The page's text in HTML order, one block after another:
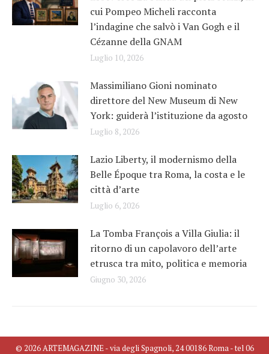
cui Pompeo Micheli racconta
l’indagine che salvò i Van Gogh e il
Cézanne della GNAM
Luglio 10, 2026
Massimiliano Gioni nominato
direttore del New Museum di New
York: guiderà l’istituzione da agosto
Luglio 8, 2026
Lazio Liberty, il modernismo della
Belle Époque tra Roma, la costa e le
città d’arte
Luglio 6, 2026
La Tomba François a Villa Giulia: il
ritorno di un capolavoro dell’arte
etrusca tra mito, politica e memoria
Giugno 30, 2026
© 2026 ARTEMAGAZINE - via degli Spagnoli, 24 00186 Roma - tel 06